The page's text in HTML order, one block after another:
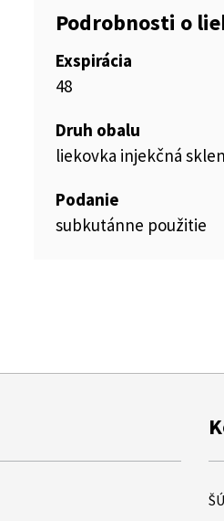
Podrobnosti o
Exspirácia
48
Druh obalu
liekovka injekčná
Podanie
subkutánne použitie